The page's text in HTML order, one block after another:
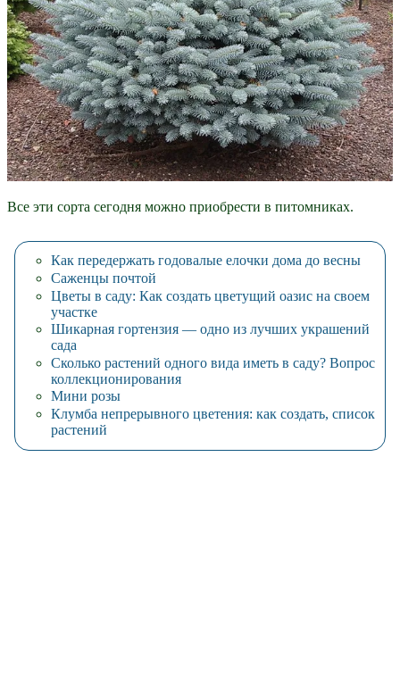
Все эти сорта сегодня можно приобрести в питомниках.
Как передержать годовалые елочки дома до весны
Саженцы почтой
Цветы в саду: Как создать цветущий оазис на своем
участке
Шикарная гортензия — одно из лучших украшений
сада
Сколько растений одного вида иметь в саду? Вопрос
коллекционирования
Мини розы
Клумба непрерывного цветения: как создать, список
растений